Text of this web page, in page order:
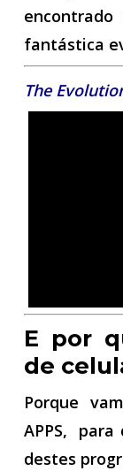
fantástica
The
E por
de
Porque
APPS,
destes